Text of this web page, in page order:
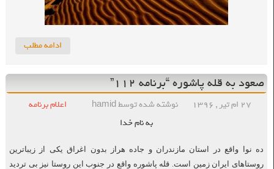
ادامه مطلب
صعود به قله پاشوره “برنامه ۱۱۲”
۲۷ ام تیر , ۱۳۹۶ نوشته شده توسط hamid
اعلام برنامه
به نام خدا
ده نوا واقع در استان مازندران و جاده هراز بدون اغراق یکی از زیباترین
روستاهای ایران زمین است. قله پاشوره واقع در جنوب این روستا نیز بی تردید